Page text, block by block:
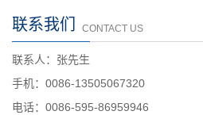
联系我们 CONTACT US
联系人：张先生
手机：0086-13505067320
电话：0086-595-86959946